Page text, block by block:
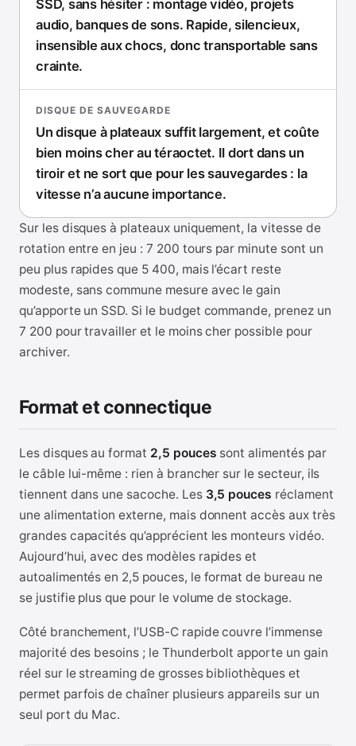
SSD, sans hésiter : montage vidéo, projets
audio, banques de sons. Rapide, silencieux,
insensible aux chocs, donc transportable sans
crainte.
DISQUE DE SAUVEGARDE
Un disque à plateaux suffit largement, et coûte
bien moins cher au téraoctet. Il dort dans un
tiroir et ne sort que pour les sauvegardes : la
vitesse n’a aucune importance.
Sur les disques à plateaux uniquement, la vitesse de
rotation entre en jeu : 7 200 tours par minute sont un
peu plus rapides que 5 400, mais l’écart reste
modeste, sans commune mesure avec le gain
qu’apporte un SSD. Si le budget commande, prenez un
7 200 pour travailler et le moins cher possible pour
archiver.
Format et connectique
Les disques au format 2,5 pouces sont alimentés par
le câble lui-même : rien à brancher sur le secteur, ils
tiennent dans une sacoche. Les 3,5 pouces réclament
une alimentation externe, mais donnent accès aux très
grandes capacités qu’apprécient les monteurs vidéo.
Aujourd’hui, avec des modèles rapides et
autoalimentés en 2,5 pouces, le format de bureau ne
se justifie plus que pour le volume de stockage.
Côté branchement, l’USB-C rapide couvre l’immense
majorité des besoins ; le Thunderbolt apporte un gain
réel sur le streaming de grosses bibliothèques et
permet parfois de chaîner plusieurs appareils sur un
seul port du Mac.